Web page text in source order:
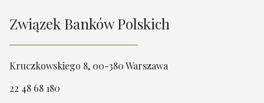
Związek Banków Polskich
Kruczkowskiego 8, 00-380 Warszawa
22 48 68 180